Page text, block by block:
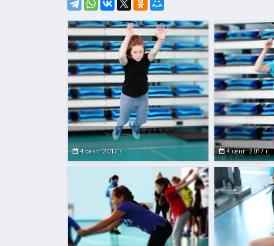
4 сент. 2017 г. 4 сент. 2017 г.